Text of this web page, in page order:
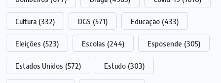
Cultura (332) DGS (571) Educação (433)
Eleições (523) Escolas (244) Esposende (305)
Estados Unidos (572) Estudo (303)